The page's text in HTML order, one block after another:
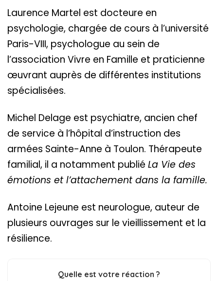
Laurence Martel est docteure en
psychologie, chargée de cours à l’université
Paris-VIII, psychologue au sein de
l’association Vivre en Famille et praticienne
œuvrant auprès de différentes institutions
spécialisées.
Michel Delage est psychiatre, ancien chef
de service à l’hôpital d’instruction des
armées Sainte-Anne à Toulon. Thérapeute
familial, il a notamment publié La Vie des
émotions et l’attachement dans la famille.
Antoine Lejeune est neurologue, auteur de
plusieurs ouvrages sur le vieillissement et la
résilience.
Quelle est votre réaction ?